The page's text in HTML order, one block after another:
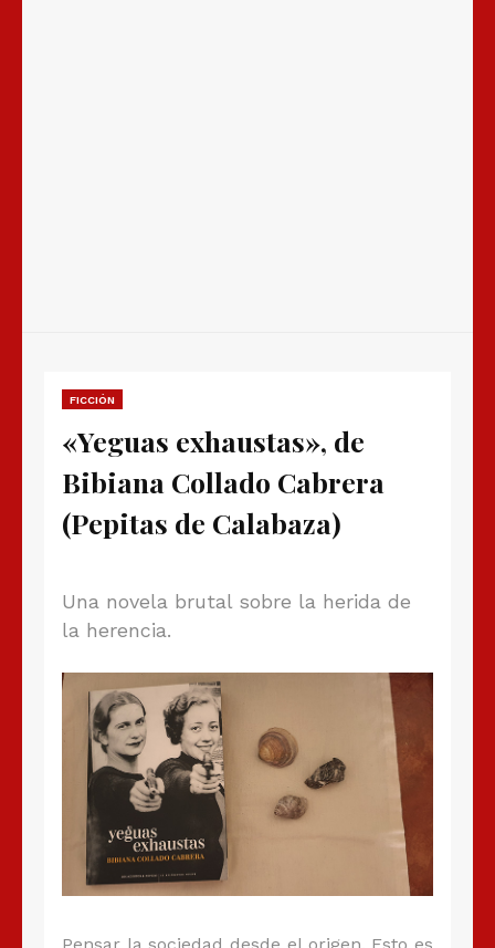
FICCIÓN
«Yeguas exhaustas», de
Bibiana Collado Cabrera
(Pepitas de Calabaza)
Una novela brutal sobre la herida de
la herencia.